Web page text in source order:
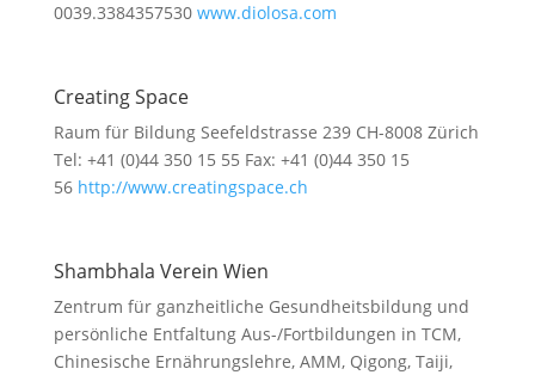
0039.3384357530www.diolosa.com
Creating Space
Raum für Bildung Seefeldstrasse 239 CH-8008 Zürich
Tel: +41 (0)44 350 15 55 Fax: +41 (0)44 350 15
56http://www.creatingspace.ch
Shambhala Verein Wien
Zentrum für ganzheitliche Gesundheitsbildung und
persönliche Entfaltung Aus-/Fortbildungen in TCM,
Chinesische Ernährungslehre, AMM, Qigong, Taiji,